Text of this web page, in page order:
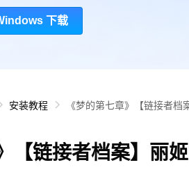
下载
安装教程 《梦的第七章》【链接者档
【链接者档案】丽